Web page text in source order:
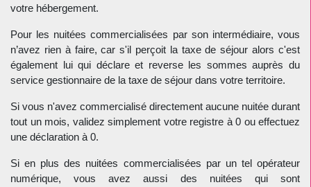
votre hébergement.
Pour les nuitées commercialisées par son intermédiaire, vous
n’avez rien à faire, car s'il perçoit la taxe de séjour alors c'est
également lui qui déclare et reverse les sommes auprès du
service gestionnaire de la taxe de séjour dans votre territoire.
Si vous n'avez commercialisé directement aucune nuitée durant
tout un mois, validez simplement votre registre à 0 ou effectuez
une déclaration à 0.
Si en plus des nuitées commercialisées par un tel opérateur
numérique, vous avez aussi des nuitées qui sont